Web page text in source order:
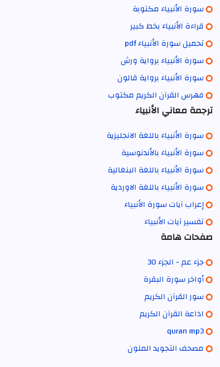
سورة الأنبياء مكتوبة
قراءة الأنبياء بخط كبير
تحميل سورة الأنبياء pdf
سورة الأنبياء برواية ورش
سورة الأنبياء برواية قالون
فهرس القرآن الكريم مكتوب
ترجمة معاني الأنبياء
سورة الأنبياء باللغة الانجليزية
سورة الأنبياء بالأندنوسية
سورة الأنبياء باللغة البنغالية
سورة الأنبياء باللغة الاوردية
إعراب آيات سورة الأنبياء
تفسير آيات الأنبياء
صفحات هامة
جزء عم - الجزء 30
أواخر سورة البقرة
سور القرآن الكريم
اذاعة القرآن الكريم
quran mp3
مصحف التجويد الملون